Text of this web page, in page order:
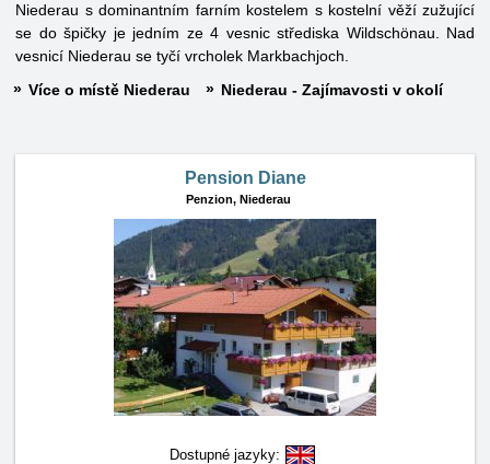
Niederau s dominantním farním kostelem s kostelní věží zužující
se do špičky je jedním ze 4 vesnic střediska Wildschönau. Nad
vesnicí Niederau se tyčí vrcholek Markbachjoch.
Více o místě Niederau
Niederau - Zajímavosti v okolí
Pension Diane
Penzion, Niederau
Dostupné jazyky: